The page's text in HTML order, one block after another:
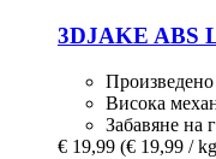
3DJAKE ABS
Висока
Забавяне на
€ 19,99 (€ 19,99 /